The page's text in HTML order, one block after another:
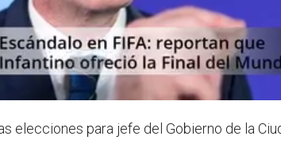
elecciones para jefe del Gobierno de la